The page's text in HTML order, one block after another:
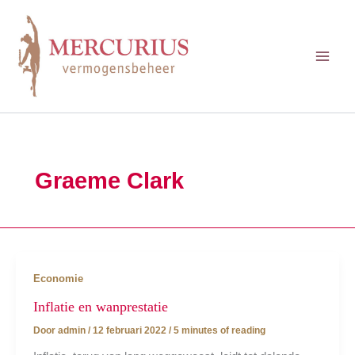
inhoud
Graeme Clark
Economie
Inflatie en wanprestatie
Door admin / 12 februari 2022 / 5 minutes of reading